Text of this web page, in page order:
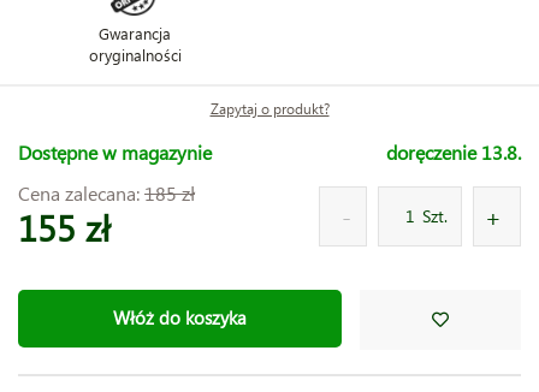
Gwarancja
oryginalności
Zapytaj o produkt?
Dostępne w magazynie
doręczenie 13.8.
Cena zalecana:185 zł
155 zł Szt.
Włóż do koszyka